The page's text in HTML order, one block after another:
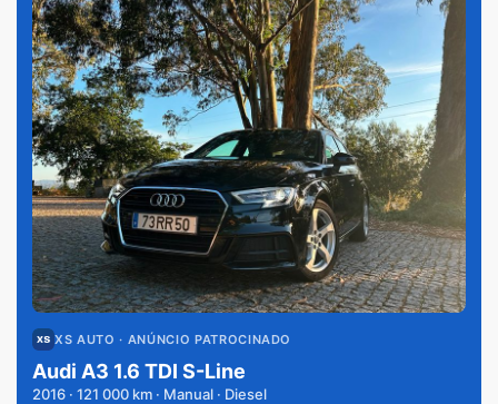
XS AUTO · ANÚNCIO PATROCINADO
Audi A3 1.6 TDI S-Line
2016 · 121 000 km · Manual · Diesel